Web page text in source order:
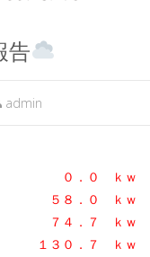
告
admin
０．０ ｋｗ
４日
５８．０ ｋｗ
４日
７４．７
ｋｗ
１３０．７ ｋｗ